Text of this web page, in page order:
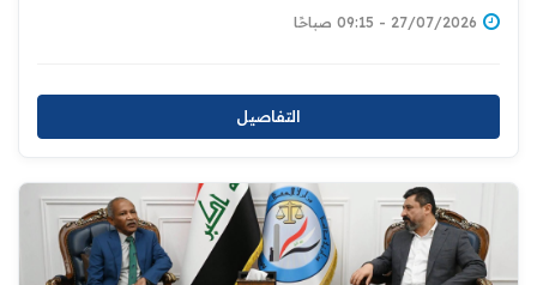
27/07/2026 - 09:15 صباحًا
التفاصيل